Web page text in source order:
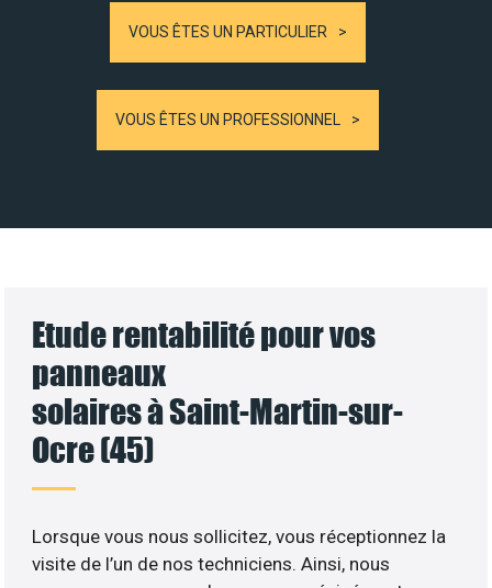
VOUS ÊTES UN PARTICULIER
VOUS ÊTES UN PROFESSIONNEL
Etude rentabilité pour vos
panneaux
solaires à Saint-Martin-sur-
Ocre (45)
Lorsque vous nous sollicitez, vous réceptionnez la
visite de l’un de nos techniciens. Ainsi, nous